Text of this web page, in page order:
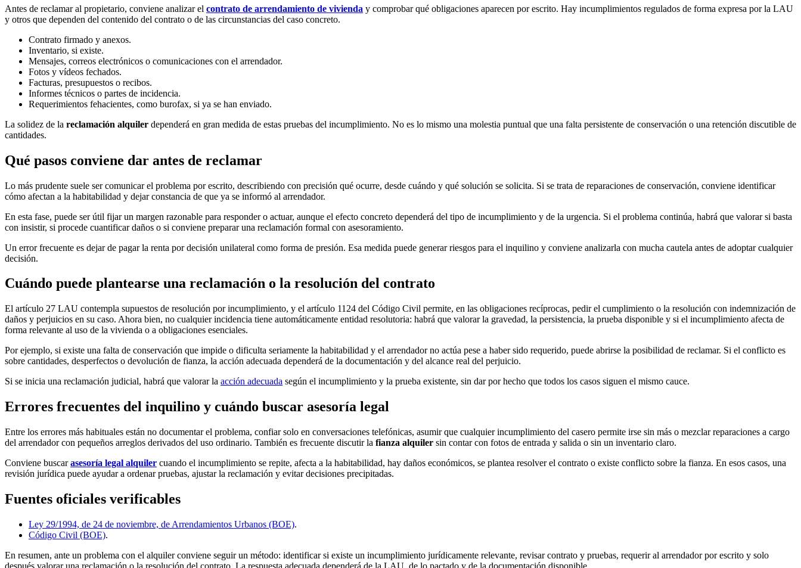
Antes de reclamar al propietario, conviene analizar el contrato de arrendamiento de vivienda y comprobar qué obligaciones aparecen por escrito. Hay incumplimientos regulados de forma expresa por la LAU
y otros que dependen del contenido del contrato o de las circunstancias del caso concreto.
Contrato firmado y anexos.
Inventario, si existe.
Mensajes, correos electrónicos o comunicaciones con el arrendador.
Fotos y vídeos fechados.
Facturas, presupuestos o recibos.
Informes técnicos o partes de incidencia.
Requerimientos fehacientes, como burofax, si ya se han enviado.
La solidez de la reclamación alquiler dependerá en gran medida de estas pruebas del incumplimiento. No es lo mismo una molestia puntual que una falta persistente de conservación o una retención discutible de
cantidades.
Qué pasos conviene dar antes de reclamar
Lo más prudente suele ser comunicar el problema por escrito, describiendo con precisión qué ocurre, desde cuándo y qué solución se solicita. Si se trata de reparaciones de conservación, conviene identificar
cómo afectan a la habitabilidad y dejar constancia de que ya se informó al arrendador.
En esta fase, puede ser útil fijar un margen razonable para responder o actuar, aunque el efecto concreto dependerá del tipo de incumplimiento y de la urgencia. Si el problema continúa, habrá que valorar si basta
con insistir, si procede cuantificar daños o si conviene preparar una reclamación formal con asesoramiento.
Un error frecuente es dejar de pagar la renta por decisión unilateral como forma de presión. Esa medida puede generar riesgos para el inquilino y conviene analizarla con mucha cautela antes de adoptar cualquier
decisión.
Cuándo puede plantearse una reclamación o la resolución del contrato
El artículo 27 LAU contempla supuestos de resolución por incumplimiento, y el artículo 1124 del Código Civil permite, en las obligaciones recíprocas, pedir el cumplimiento o la resolución con indemnización de
daños y perjuicios en su caso. Ahora bien, no cualquier incidencia tiene automáticamente entidad resolutoria: habrá que valorar la gravedad, la persistencia, la prueba disponible y si el incumplimiento afecta de
forma relevante al uso de la vivienda o a obligaciones esenciales.
Por ejemplo, si existe una falta de conservación que impide o dificulta seriamente la habitabilidad y el arrendador no actúa pese a haber sido requerido, puede abrirse la posibilidad de reclamar. Si el conflicto es
sobre cantidades, desperfectos o devolución de fianza, la acción adecuada dependerá de la documentación y del alcance real del perjuicio.
Si se inicia una reclamación judicial, habrá que valorar la acción adecuada según el incumplimiento y la prueba existente, sin dar por hecho que todos los casos siguen el mismo cauce.
Errores frecuentes del inquilino y cuándo buscar asesoría legal
Entre los errores más habituales están no documentar el problema, confiar solo en conversaciones telefónicas, asumir que cualquier incumplimiento del casero permite irse sin más o mezclar reparaciones a cargo
del arrendador con pequeños arreglos derivados del uso ordinario. También es frecuente discutir la fianza alquiler sin contar con fotos de entrada y salida o sin un inventario claro.
Conviene buscarasesoría legal alquiler cuando el incumplimiento se repite, afecta a la habitabilidad, hay daños económicos, se plantea resolver el contrato o existe conflicto sobre la fianza. En esos casos, una
revisión jurídica puede ayudar a ordenar pruebas, ajustar la reclamación y evitar decisiones precipitadas.
Fuentes oficiales verificables
Ley 29/1994, de 24 de noviembre, de Arrendamientos Urbanos (BOE).
Código Civil (BOE).
En resumen, ante un problema con el alquiler conviene seguir un método: identificar si existe un incumplimiento jurídicamente relevante, revisar contrato y pruebas, requerir al arrendador por escrito y solo
después valorar una reclamación o la resolución del contrato. La respuesta adecuada dependerá de la LAU, de lo pactado y de la documentación disponible.